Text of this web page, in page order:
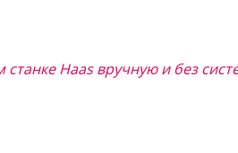
Haas вручную и без